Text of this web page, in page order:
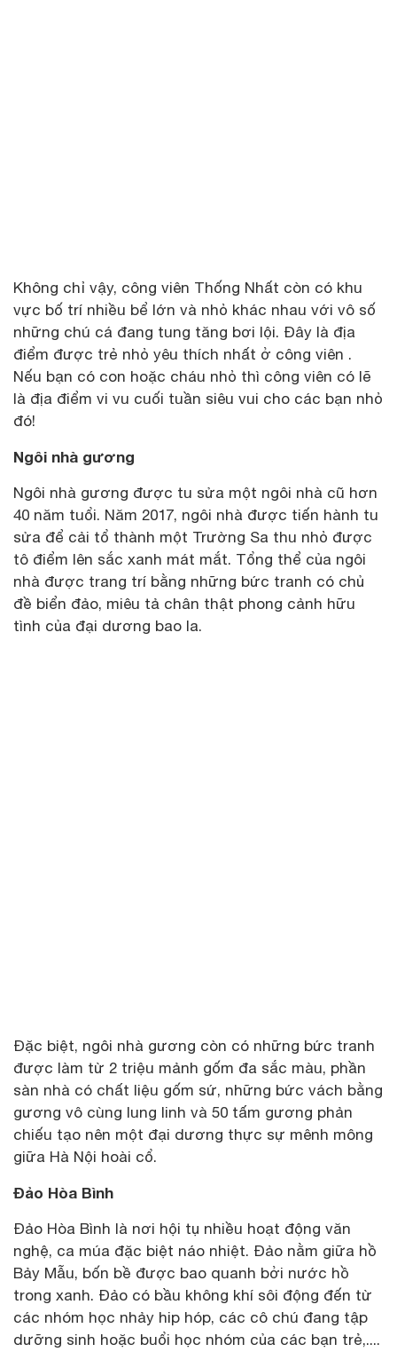
Không chỉ vậy, công viên Thống Nhất còn có khu
vực bố trí nhiều bể lớn và nhỏ khác nhau với vô số
những chú cá đang tung tăng bơi lội. Đây là địa
điểm được trẻ nhỏ yêu thích nhất ở công viên .
Nếu bạn có con hoặc cháu nhỏ thì công viên có lẽ
là địa điểm vi vu cuối tuần siêu vui cho các bạn nhỏ
đó!
Ngôi nhà gương
Ngôi nhà gương được tu sửa một ngôi nhà cũ hơn
40 năm tuổi. Năm 2017, ngôi nhà được tiến hành tu
sửa để cải tổ thành một Trường Sa thu nhỏ được
tô điểm lên sắc xanh mát mắt. Tổng thể của ngôi
nhà được trang trí bằng những bức tranh có chủ
đề biển đảo, miêu tả chân thật phong cảnh hữu
tình của đại dương bao la.
Đặc biệt, ngôi nhà gương còn có những bức tranh
được làm từ 2 triệu mảnh gốm đa sắc màu, phần
sàn nhà có chất liệu gốm sứ, những bức vách bằng
gương vô cùng lung linh và 50 tấm gương phản
chiếu tạo nên một đại dương thực sự mênh mông
giữa Hà Nội hoài cổ.
Đảo Hòa Bình
Đảo Hòa Bình là nơi hội tụ nhiều hoạt động văn
nghệ, ca múa đặc biệt náo nhiệt. Đảo nằm giữa hồ
Bảy Mẫu, bốn bề được bao quanh bởi nước hồ
trong xanh. Đảo có bầu không khí sôi động đến từ
các nhóm học nhảy hip hóp, các cô chú đang tập
dưỡng sinh hoặc buổi học nhóm của các bạn trẻ,....